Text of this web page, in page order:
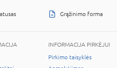
Grąžinimo forma
INFORMACIJA PIRKĖJUI
Pirkimo taisyklės